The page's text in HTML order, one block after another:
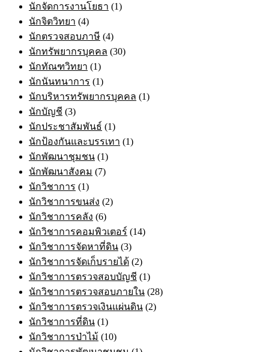
นักจัดการงานโยธา (1)
นักจิตวิทยา (4)
นักตรวจสอบภาษี (4)
นักทรัพยากรบุคคล (30)
นักทัณฑวิทยา (1)
นักนันทนาการ (1)
นักบริหารทรัพยากรบุคคล (1)
นักบัญชี (3)
นักประชาสัมพันธ์ (1)
นักป้องกันและบรรเทา (1)
นักพัฒนาชุมชน (1)
นักพัฒนาสังคม (7)
นักวิชาการ (1)
นักวิชาการขนส่ง (2)
นักวิชาการคลัง (6)
นักวิชาการคอมพิวเตอร์ (14)
นักวิชาการจัดหาที่ดิน (3)
นักวิชาการจัดเก็บรายได้ (2)
นักวิชาการตรวจสอบบัญชี (1)
นักวิชาการตรวจสอบภายใน (28)
นักวิชาการตรวจเงินแผ่นดิน (2)
นักวิชาการที่ดิน (1)
นักวิชาการป่าไม้ (10)